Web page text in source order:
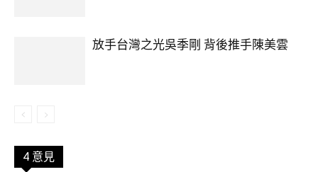
放手台灣之光吳季剛 背後推手陳美雲
4 意見